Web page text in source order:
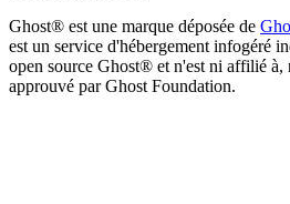
Ghost® est une marque déposée de
est un service d'hébergement infogéré
open source Ghost® et n'est ni affilié à,
approuvé par Ghost Foundation.